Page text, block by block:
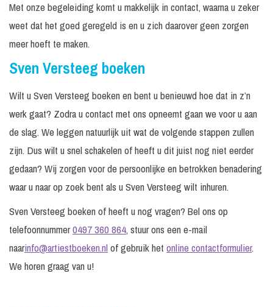
Met onze begeleiding komt u makkelijk in contact, waarna u zeker
weet dat het goed geregeld is en u zich daarover geen zorgen
meer hoeft te maken.
Sven Versteeg boeken
Wilt u Sven Versteeg boeken en bent u benieuwd hoe dat in z’n
werk gaat? Zodra u contact met ons opneemt gaan we voor u aan
de slag. We leggen natuurlijk uit wat de volgende stappen zullen
zijn. Dus wilt u snel schakelen of heeft u dit juist nog niet eerder
gedaan? Wij zorgen voor de persoonlijke en betrokken benadering
waar u naar op zoek bent als u Sven Versteeg wilt inhuren.
Sven Versteeg boeken of heeft u nog vragen? Bel ons op
telefoonnummer0497 360 864, stuur ons een e-mail
naarinfo@artiestboeken.nlof gebruik het online contactformulier.
We horen graag van u!